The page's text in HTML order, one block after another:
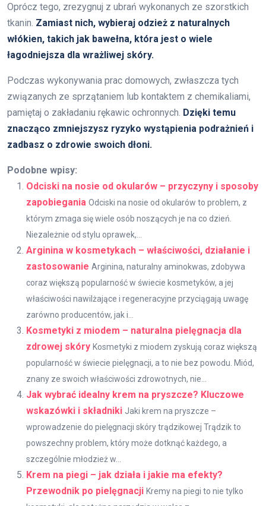
Oprócz tego, zrezygnuj z ubrań wykonanych ze szorstkich
tkanin. Zamiast nich, wybieraj odzież z naturalnych
włókien, takich jak bawełna, która jest o wiele
łagodniejsza dla wrażliwej skóry.
Podczas wykonywania prac domowych, zwłaszcza tych
związanych ze sprzątaniem lub kontaktem z chemikaliami,
pamiętaj o zakładaniu rękawic ochronnych. Dzięki temu
znacząco zmniejszysz ryzyko wystąpienia podrażnień i
zadbasz o zdrowie swoich dłoni.
Podobne wpisy:
Odciski na nosie od okularów – przyczyny i sposoby
zapobiegania Odciski na nosie od okularów to problem, z
którym zmaga się wiele osób noszących je na co dzień.
Niezależnie od stylu oprawek,...
Arginina w kosmetykach – właściwości, działanie i
zastosowanie Arginina, naturalny aminokwas, zdobywa
coraz większą popularność w świecie kosmetyków, a jej
właściwości nawilżające i regeneracyjne przyciągają uwagę
zarówno producentów, jak i...
Kosmetyki z miodem – naturalna pielęgnacja dla
zdrowej skóry Kosmetyki z miodem zyskują coraz większą
popularność w świecie pielęgnacji, a to nie bez powodu. Miód,
znany ze swoich właściwości zdrowotnych, nie...
Jak wybrać idealny krem na pryszcze? Kluczowe
wskazówki i składniki Jaki krem na pryszcze –
wprowadzenie do pielęgnacji skóry trądzikowej Trądzik to
powszechny problem, który może dotknąć każdego, a
szczególnie młodzież w...
Krem na piegi – jak działa i jakie ma efekty?
Przewodnik po pielęgnacji Kremy na piegi to nie tylko